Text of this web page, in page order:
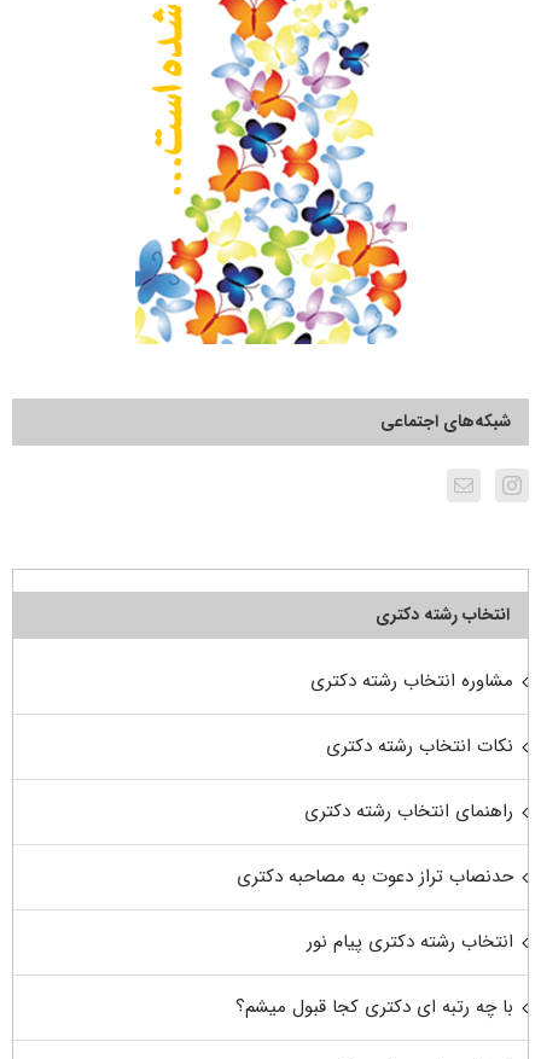
شبکه‌های اجتماعی
انتخاب رشته دکتری
مشاوره انتخاب رشته دکتری
نکات انتخاب رشته دکتری
راهنمای انتخاب رشته دکتری
حدنصاب تراز دعوت به مصاحبه دکتری
انتخاب رشته دکتری پیام نور
با چه رتبه ای دکتری کجا قبول میشم؟